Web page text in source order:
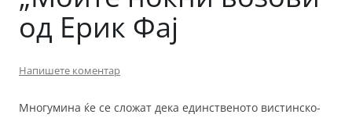
од Ерик Фај
Напишете коментар
Многумина ќе се сложат дека единственото вистинско-